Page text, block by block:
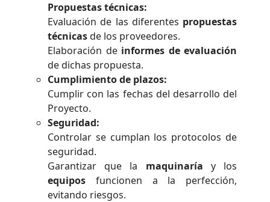
Propuestas técnicas:
Evaluación de las diferentes propuestas
técnicasde los proveedores.
Elaboración de informes de evaluación
de dichas propuesta.
Cumplimiento de plazos:
Cumplir con las fechas del desarrollo del
Proyecto.
Seguridad:
Controlar se cumplan los protocolos de
seguridad.
Garantizar que la maquinaría y los
equipos funcionen a la perfección,
evitando riesgos.